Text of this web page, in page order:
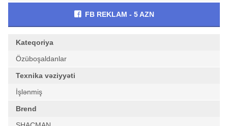
FB REKLAM - 5 AZN
Kateqoriya
Özüboşaldanlar
Texnika vəziyyəti
İşlənmiş
Brend